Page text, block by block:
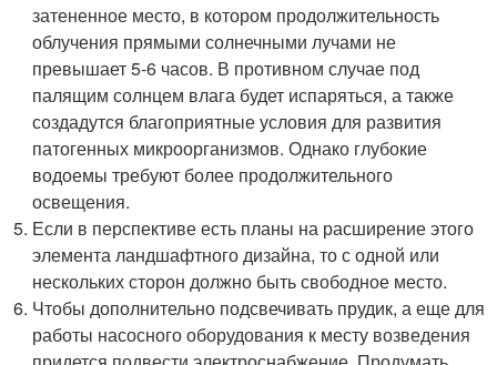
затененное место, в котором продолжительность
облучения прямыми солнечными лучами не
превышает 5-6 часов. В противном случае под
палящим солнцем влага будет испаряться, а также
создадутся благоприятные условия для развития
патогенных микроорганизмов. Однако глубокие
водоемы требуют более продолжительного
освещения.
Если в перспективе есть планы на расширение этого
элемента ландшафтного дизайна, то с одной или
нескольких сторон должно быть свободное место.
Чтобы дополнительно подсвечивать прудик, а еще для
работы насосного оборудования к месту возведения